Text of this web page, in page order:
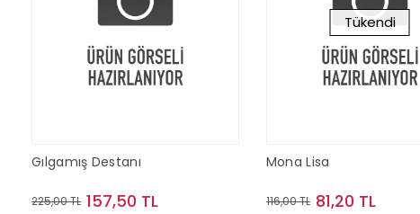
Gılgamış Destanı
225,00 TL 157,50 TL
Tükendi
Mona Lisa
116,00 TL 81,20 TL